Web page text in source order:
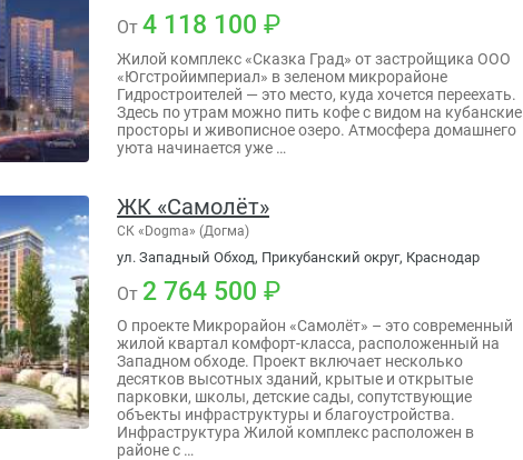
От 4 118 100
Жилой комплекс «Сказка Град» от застройщика ООО
«Югстройимпериал» в зеленом микрорайоне
Гидростроителей — это место, куда хочется переехать.
Здесь по утрам можно пить кофе с видом на кубанские
просторы и живописное озеро. Атмосфера домашнего
уюта начинается уже …
ЖК «Самолёт»
СК «Dogma» (Догма)
ул. Западный Обход, Прикубанский округ, Краснодар
От 2 764 500
О проекте Микрорайон «Самолёт» – это современный
жилой квартал комфорт-класса, расположенный на
Западном обходе. Проект включает несколько
десятков высотных зданий, крытые и открытые
парковки, школы, детские сады, сопутствующие
объекты инфраструктуры и благоустройства.
Инфраструктура Жилой комплекс расположен в
районе с …